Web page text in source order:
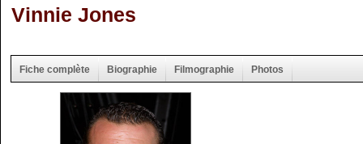
Vinnie Jones
Fiche complète Biographie Filmographie Photos